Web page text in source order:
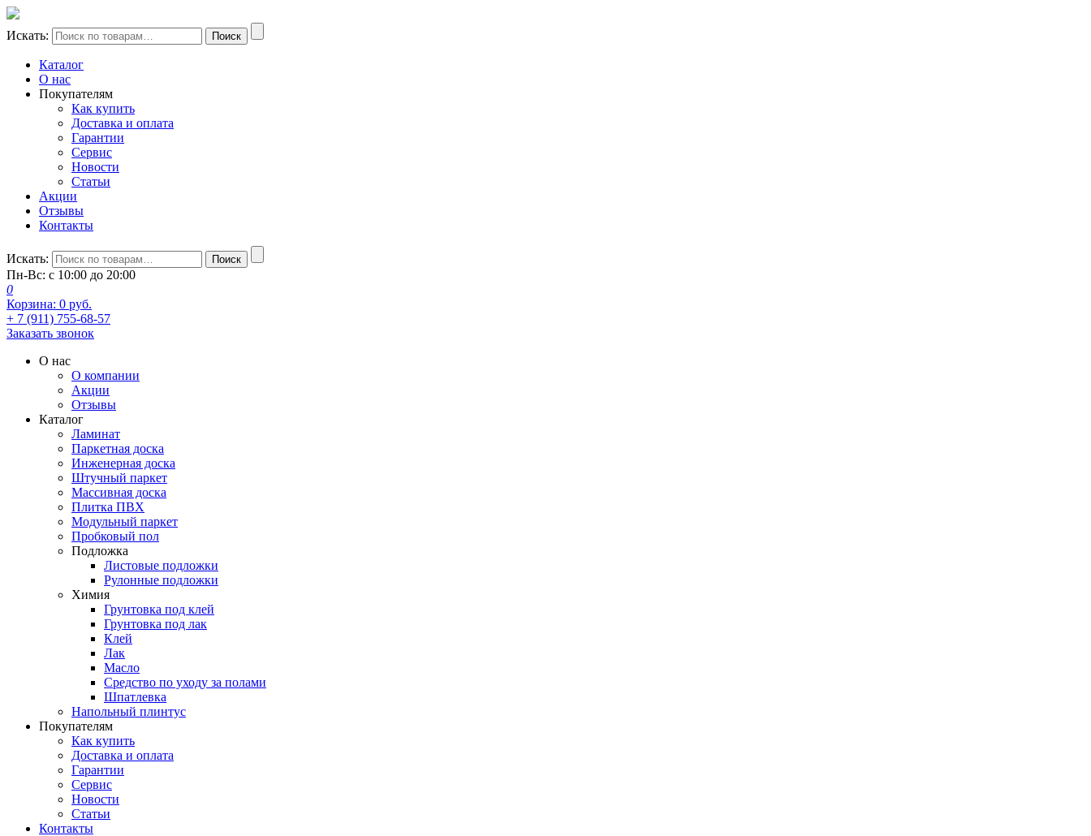
Искать: Поиск
Каталог
О нас
Покупателям
Как купить
Доставка и оплата
Гарантии
Сервис
Новости
Статьи
Акции
Отзывы
Контакты
Искать: Поиск
Пн-Вс: с 10:00 до 20:00
0
Корзина: 0 руб.
+ 7 (911) 755-68-57
Заказать звонок
О нас
О компании
Акции
Отзывы
Каталог
Ламинат
Паркетная доска
Инженерная доска
Штучный паркет
Массивная доска
Плитка ПВХ
Модульный паркет
Пробковый пол
Подложка
Листовые подложки
Рулонные подложки
Химия
Грунтовка под клей
Грунтовка под лак
Клей
Лак
Масло
Средство по уходу за полами
Шпатлевка
Напольный плинтус
Покупателям
Как купить
Доставка и оплата
Гарантии
Сервис
Новости
Статьи
Контакты